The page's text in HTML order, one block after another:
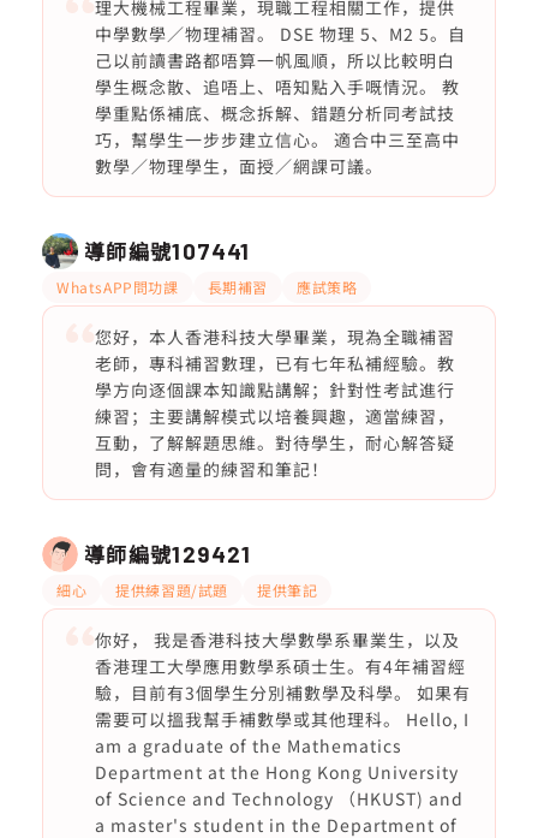
理大機械工程畢業，現職工程相關工作，提供
中學數學／物理補習。 DSE 物理 5、M2 5。自
己以前讀書路都唔算一帆風順，所以比較明白
學生概念散、追唔上、唔知點入手嘅情況。 教
學重點係補底、概念拆解、錯題分析同考試技
巧，幫學生一步步建立信心。 適合中三至高中
數學／物理學生，面授／網課可議。
導師編號107441
WhatsAPP問功課 長期補習 應試策略
您好，本人香港科技大學畢業，現為全職補習
老師，專科補習數理，已有七年私補經驗。教
學方向逐個課本知識點講解；針對性考試進行
練習；主要講解模式以培養興趣，適當練習，
互動，了解解題思維。對待學生，耐心解答疑
問，會有適量的練習和筆記！
導師編號129421
細心 提供練習題/試題 提供筆記
你好， 我是香港科技大學數學系畢業生，以及
香港理工大學應用數學系碩士生。有4年補習經
驗，目前有3個學生分別補數學及科學。 如果有
需要可以搵我幫手補數學或其他理科。 Hello, I
am a graduate of the Mathematics
Department at the Hong Kong University
of Science and Technology （HKUST) and
a master's student in the Department of